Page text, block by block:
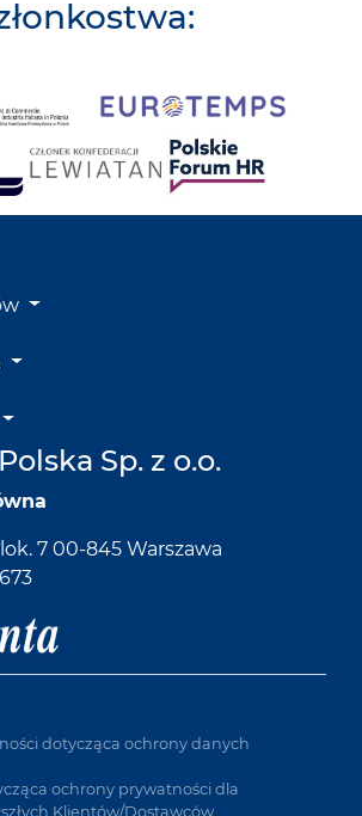
Sp. z o.o.
7 00-845 Warszawa
dotycząca ochrony danych
ochrony prywatności dla
Klientów/Dostawców